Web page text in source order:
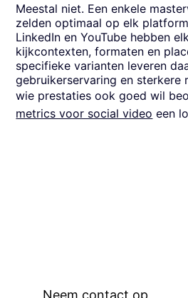
Meestal niet. Een enkele
zelden optimaal op elk
LinkedIn en YouTube hebben
kijkcontexten, formaten en
specifieke varianten leveren
gebruikerservaring en sterkere
wie prestaties ook goed wil
metrics voor social video een
Neem contact op